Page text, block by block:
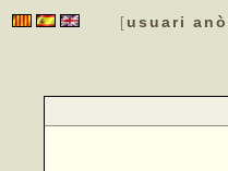
[ usuari